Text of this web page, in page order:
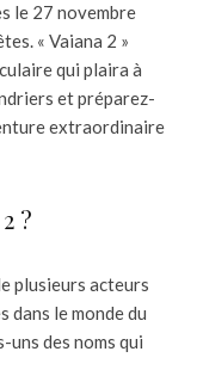
le 27 novembre
« Vaiana 2 »
qui plaira à
et préparez-
extraordinaire
?
plusieurs acteurs
le monde du
uns des noms qui